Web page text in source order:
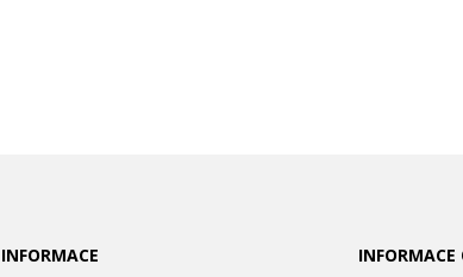
INFORMACE INFORMACE